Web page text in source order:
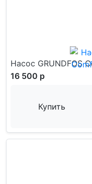
Насос GRUNDFOS
16 500 р
Купить